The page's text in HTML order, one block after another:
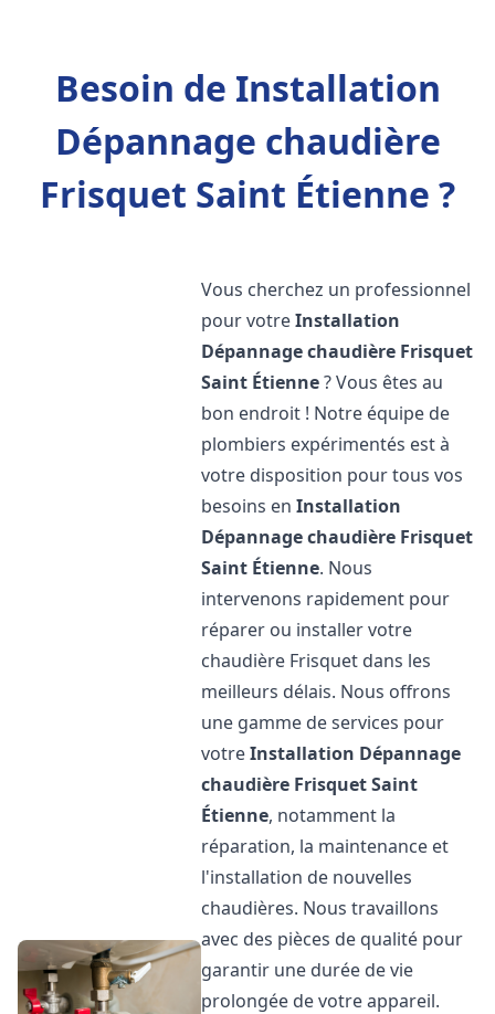
Besoin de Installation
Dépannage chaudière
Frisquet Saint Étienne ?
Vous cherchez un professionnel
pour votreInstallation
Dépannage chaudière Frisquet
Saint Étienne? Vous êtes au
bon endroit ! Notre équipe de
plombiers expérimentés est à
votre disposition pour tous vos
besoins enInstallation
Dépannage chaudière Frisquet
Saint Étienne. Nous
intervenons rapidement pour
réparer ou installer votre
chaudière Frisquet dans les
meilleurs délais. Nous offrons
une gamme de services pour
votreInstallation Dépannage
chaudière FrisquetSaint
Étienne, notamment la
réparation, la maintenance et
l'installation de nouvelles
chaudières. Nous travaillons
avec des pièces de qualité pour
garantir une durée de vie
prolongée de votre appareil.